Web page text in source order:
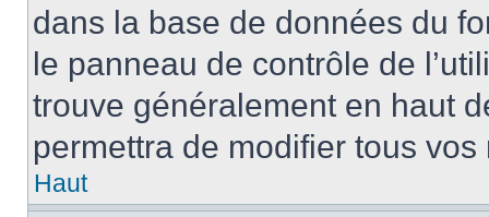
dans la base de données du
le panneau de contrôle de
trouve généralement en haut
permettra de modifier tous
Haut